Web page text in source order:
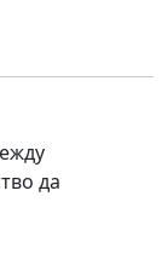
да